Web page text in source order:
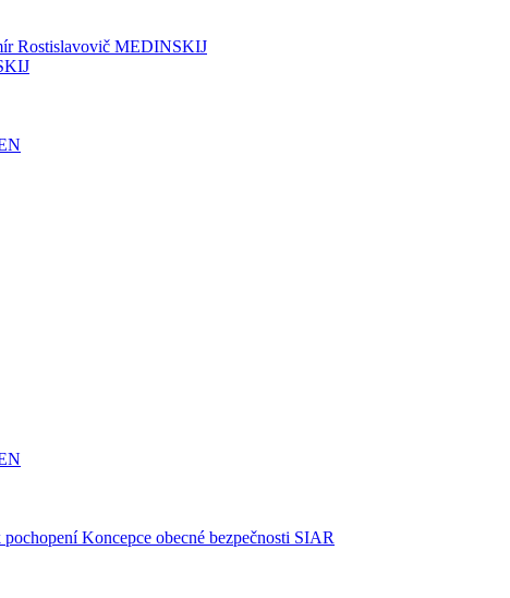
Rostislavovič MEDINSKIJ
Koncepce obecné bezpečnosti SIAR